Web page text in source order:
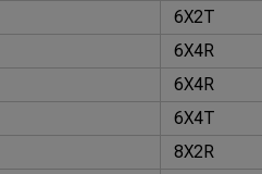
6X2T
6X4R
6X4R
6X4T
8X2R